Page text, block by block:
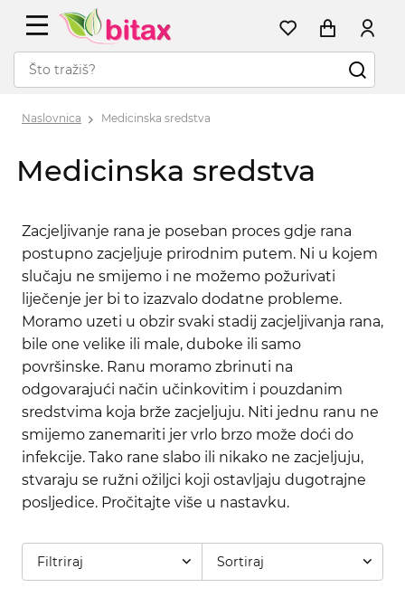
Naslovnica Medicinska sredstva
Medicinska sredstva
Zacjeljivanje rana je poseban proces gdje rana
postupno zacjeljuje prirodnim putem. Ni u kojem
slučaju ne smijemo i ne možemo požurivati ​​
liječenje jer bi to izazvalo dodatne probleme.
Moramo uzeti u obzir svaki stadij zacjeljivanja rana,
bile one velike ili male, duboke ili samo
površinske. Ranu moramo zbrinuti na
odgovarajući način učinkovitim i pouzdanim
sredstvima koja brže zacjeljuju. Niti jednu ranu ne
smijemo zanemariti jer vrlo brzo može doći do
infekcije. Tako rane slabo ili nikako ne zacjeljuju,
stvaraju se ružni ožiljci koji ostavljaju dugotrajne
posljedice. Pročitajte više u nastavku.
Filtriraj Sortiraj